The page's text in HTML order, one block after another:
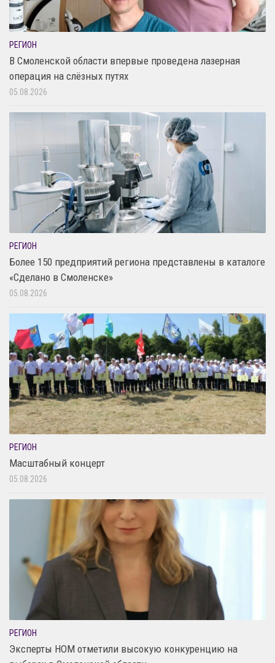
РЕГИОН
В Смоленской области впервые проведена лазерная
операция на слёзных путях
05.08.2026
РЕГИОН
Более 150 предприятий региона представлены в каталоге
«Сделано в Смоленске»
05.08.2026
РЕГИОН
Масштабный концерт
05.08.2026
РЕГИОН
Эксперты НОМ отметили высокую конкуренцию на